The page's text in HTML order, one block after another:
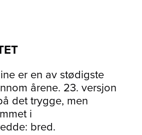
er en av stødigste
årene. 23. versjon
det trygge, men
i
bred.